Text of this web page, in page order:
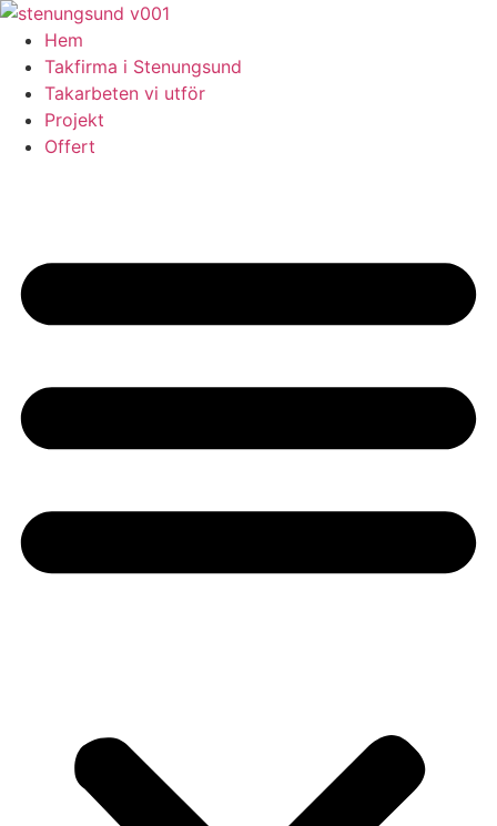
Skip
content
Hem
Takfirma i Stenungsund
Takarbeten vi utför
Projekt
Offert